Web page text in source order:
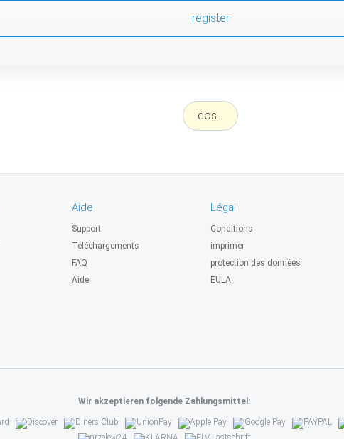
register
dos...
Aide
Support
Téléchargements
FAQ
Aide
Légal
Conditions
imprimer
protection des données
EULA
Wir akzeptieren folgende Zahlungsmittel: